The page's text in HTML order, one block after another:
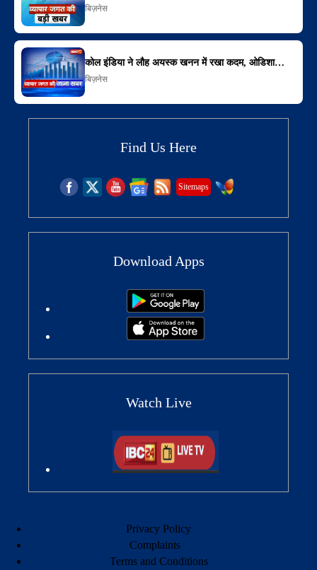
बिज़नेस
कोल इंडिया ने लौह अयस्क खनन में रखा कदम, ओडिशा…
बिज़नेस
Find Us Here
Sitemaps
Download Apps
Watch Live
Privacy Policy
Complaints
Terms and Conditions